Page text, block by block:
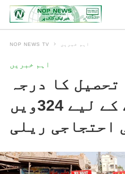
NOP NEWS TV اہم خبریں
اہم خبریں
تحصیل کا درجہ
دلوانے کے لیے 324ویں
احتجاجی ریلی